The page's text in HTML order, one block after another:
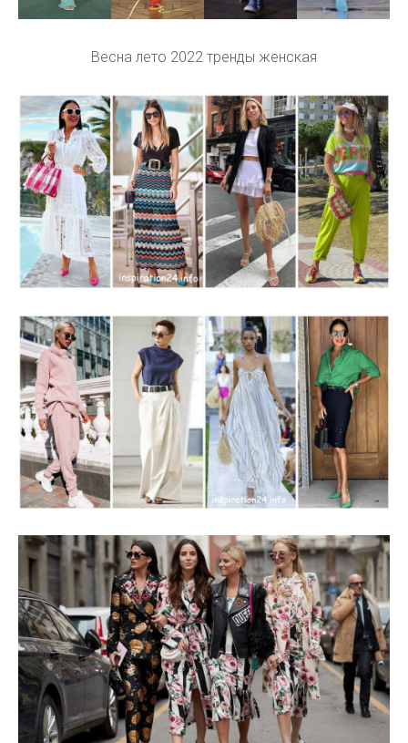
Весна лето 2022 тренды женская